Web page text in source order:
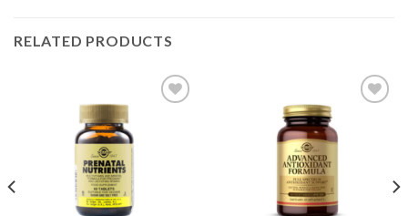
RELATED PRODUCTS